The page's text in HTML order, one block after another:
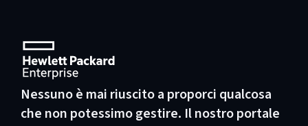
Nessuno è mai riuscito a proporci qualcosa
che non potessimo gestire. Il nostro portale